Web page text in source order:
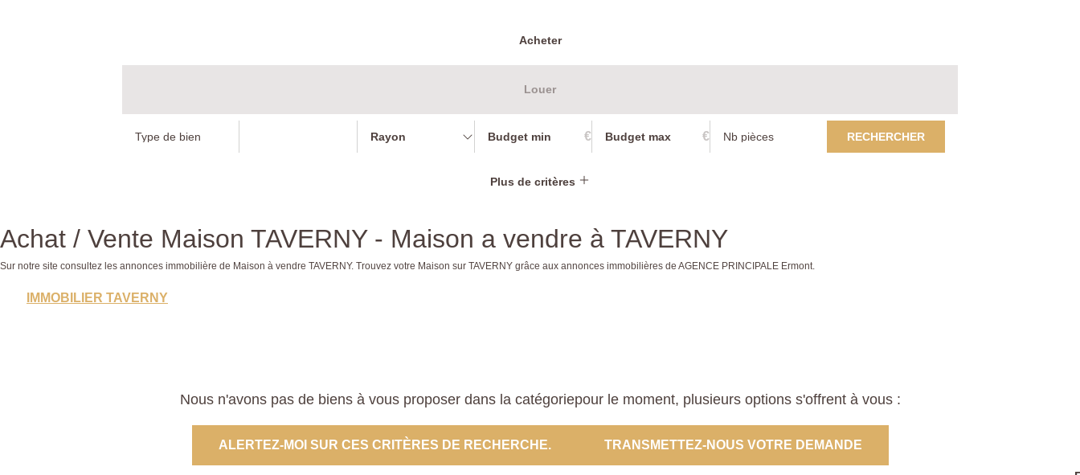
Acheter
Louer
Rayon € € RECHERCHER
Plus de critères
Achat / Vente Maison TAVERNY - Maison a vendre à TAVERNY
Sur notre site consultez les annonces immobilière de Maison à vendre TAVERNY. Trouvez votre Maison sur TAVERNY grâce aux annonces immobilières de AGENCE PRINCIPALE Ermont.
IMMOBILIER TAVERNY
Nous n'avons pas de biens à vous proposer dans la catégoriepour le moment, plusieurs options s'offrent à vous :
ALERTEZ-MOI SUR CES CRITÈRES DE RECHERCHE. TRANSMETTEZ-NOUS VOTRE DEMANDE